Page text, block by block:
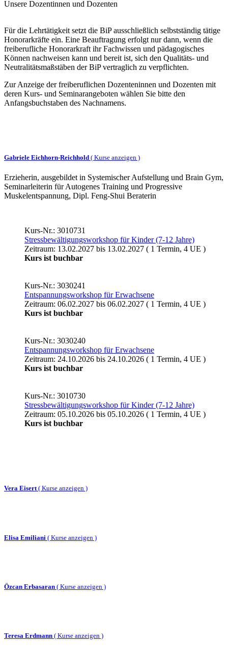
Unsere Dozentinnen und Dozenten
Für die Lehrtätigkeit setzt die BiP ausschließlich selbstständig tätige
Honorarkräfte ein. Eine Beauftragung erfolgt nur dann, wenn die
freiberufliche Honorarkraft ihr Fachwissen und pädagogisches
Können nachweisen kann und bereit ist, sich den Qualitäts- und
Neutralitätsmaßstäben der BiP vertraglich zu verpflichten.
Zur Anzeige der freiberuflichen Dozenteninnen und Dozenten mit
deren Kurs- und Seminarangeboten wählen Sie bitte den
Anfangsbuchstaben des Nachnamens.
Gabriele Eichhorn-Reichhold ( Kurse anzeigen )
Erzieherin, ausgebildet in Systemischer Aufstellung und Brain Gym,
Seminarleiterin für Autogenes Training und Progressive
Muskelentspannung, Dipl. Feng-Shui Beraterin
Kurs-Nr.: 3010731
Stressbewältigungsworkshop für Kinder (7-12 Jahre)
Zeitraum: 13.02.2027 bis 13.02.2027 ( 1 Termin, 4 UE )
Kurs ist buchbar
Kurs-Nr.: 3030241
Entspannungsworkshop für Erwachsene
Zeitraum: 06.02.2027 bis 06.02.2027 ( 1 Termin, 4 UE )
Kurs ist buchbar
Kurs-Nr.: 3030240
Entspannungsworkshop für Erwachsene
Zeitraum: 24.10.2026 bis 24.10.2026 ( 1 Termin, 4 UE )
Kurs ist buchbar
Kurs-Nr.: 3010730
Stressbewältigungsworkshop für Kinder (7-12 Jahre)
Zeitraum: 05.10.2026 bis 05.10.2026 ( 1 Termin, 4 UE )
Kurs ist buchbar
Vera Eisert( Kurse anzeigen )
Elisa Emiliani ( Kurse anzeigen )
Özcan Erbasaran ( Kurse anzeigen )
Teresa Erdmann ( Kurse anzeigen )